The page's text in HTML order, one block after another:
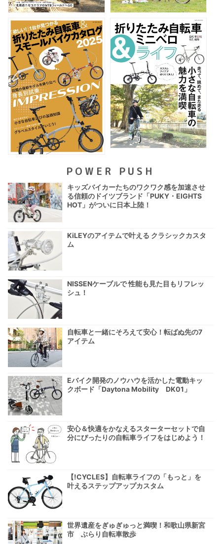
POWER PUSH
キッズバイカーたちのワクワク感を加速させ
る信頼のドイツブランド「PUKY・EIGHTS
HOT」がついに日本上陸！
KiLEYのアイテムで叶える クラシックカスタ
ム
NISSENケーブルで 性能も見た目もリフレッ
シュ！
自転車と一緒にそろえて安心！転ばぬ先の7
アイテム
Eバイク開発のノウハウを活かした電動キッ
クボード「Daytona Mobility DK01」
安心＆快適をかなえるスターターセットで自
分にぴったりの自転車ライフをはじめよう！
【!CYCLES】自転車ライフの「もっと」を
叶えるステップアップカスタム
世界遺産をぎゅぎゅっと満喫！和歌山県新宮
市 ぶらり自転車散歩